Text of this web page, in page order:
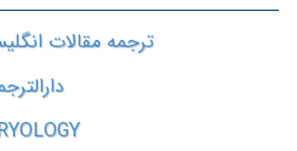
ترجمه مقالات